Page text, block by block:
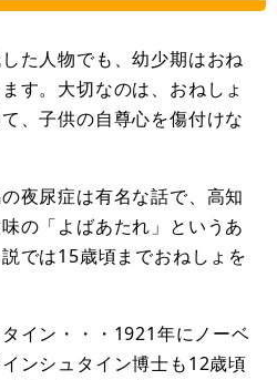
た人物でも、幼少期はおね
す。大切なのは、おねしょ
、子供の自尊心を傷付けな
夜尿症は有名な話で、高知
の「よばあたれ」というあ
では15歳頃までおねしょを
イン・・・1921年にノーベ
ンシュタイン博士も12歳頃